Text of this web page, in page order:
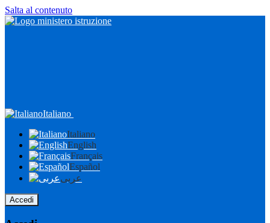
Salta al contenuto
Italiano
Italiano
English
Français
Español
عربى
Accedi